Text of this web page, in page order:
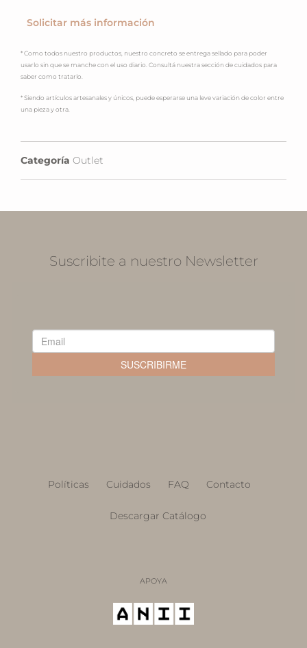
Solicitar más información
* Como todos nuestro productos, nuestro concreto se entrega sellado para poder
usarlo sin que se manche con el uso diario. Consultá nuestra sección de cuidados para
saber como tratarlo.
* Siendo artículos artesanales y únicos, puede esperarse una leve variación de color entre
una pieza y otra.
Categoría Outlet
Suscribite a nuestro Newsletter
Políticas Cuidados FAQ Contacto
Descargar Catálogo
APOYA